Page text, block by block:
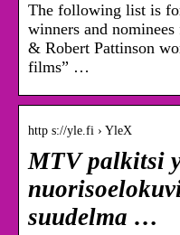
The following list is
winners and
& Robert Pattinson
films” …
http s://yle.fi › YleX
MTV palkitsi
suudelma …